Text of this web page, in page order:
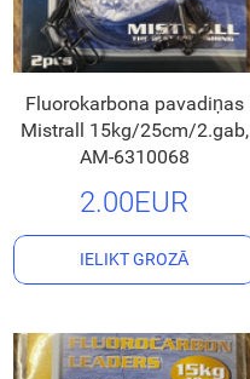
Fluorokarbona pavadiņas
Mistrall 15kg/25cm/2.gab,
AM-6310068
2.00EUR
IELIKT GROZĀ